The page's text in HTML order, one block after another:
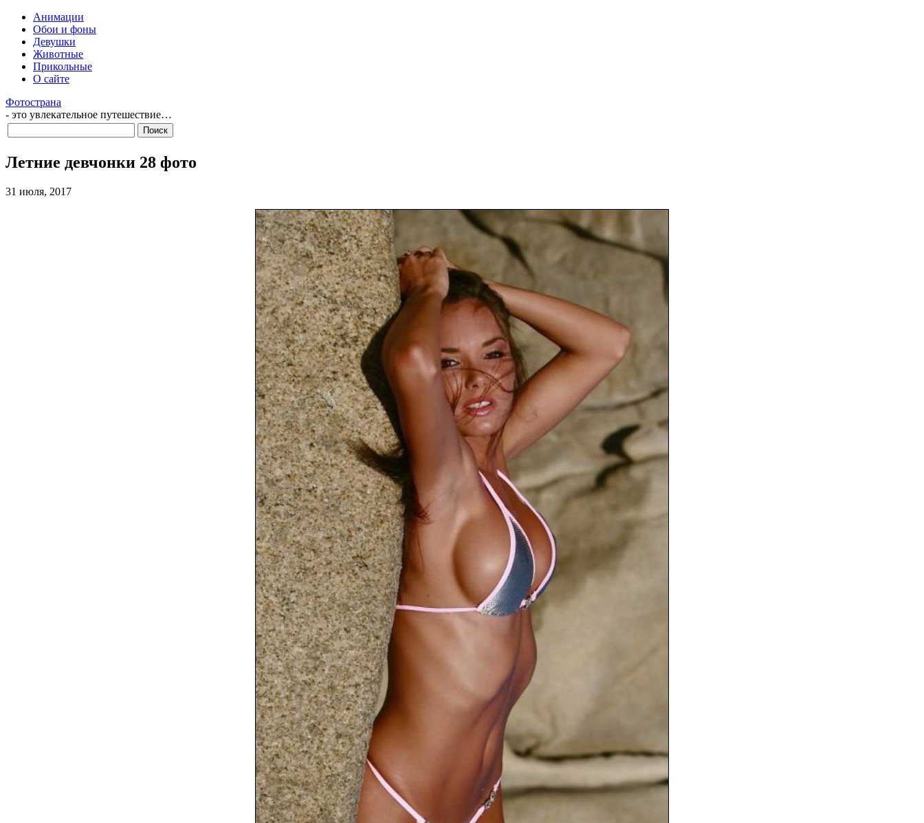
Анимации
Обои и фоны
Девушки
Животные
Прикольные
О сайте
Фотострана
- это увлекательное путешествие…
Летние девчонки 28 фото
31 июля, 2017